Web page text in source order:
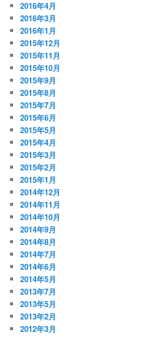
2016年4月
2016年3月
2016年1月
2015年12月
2015年11月
2015年10月
2015年9月
2015年8月
2015年7月
2015年6月
2015年5月
2015年4月
2015年3月
2015年2月
2015年1月
2014年12月
2014年11月
2014年10月
2014年9月
2014年8月
2014年7月
2014年6月
2014年5月
2013年7月
2013年5月
2013年2月
2012年3月